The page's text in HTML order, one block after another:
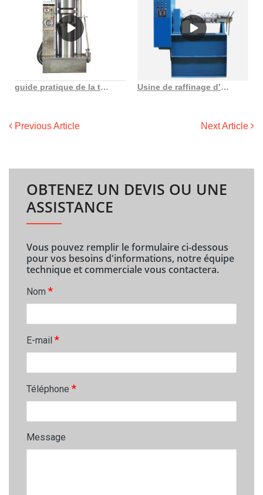
guide pratique de la transformation des huiles végétales au Togo Usine de raffinage d’huile comestible 1t 500tpd pour machine à huile de graines oléagineuses
Previous Article Next Article
OBTENEZ UN DEVIS OU UNE
ASSISTANCE
Vous pouvez remplir le formulaire ci-dessous
pour vos besoins d'informations, notre équipe
technique et commerciale vous contactera.
Nom *
E-mail *
Téléphone *
Message